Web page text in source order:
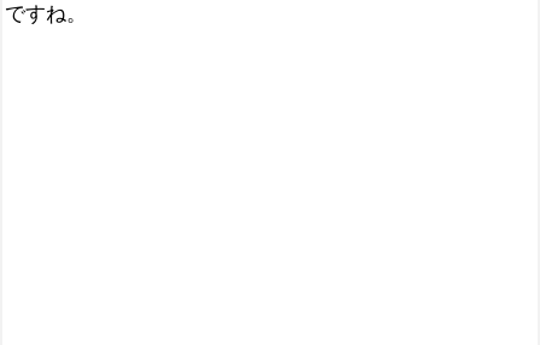
ですね。